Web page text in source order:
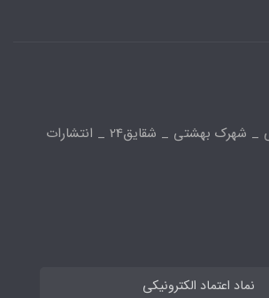
اتوبان بابایی _ شهرک بهشتی _ شقایق24 _ انتشارات
نماد اعتماد الکترونیکی